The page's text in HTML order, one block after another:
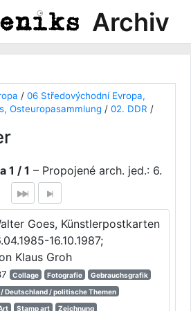
Archiv
/ 06 Středovýchodní Evropa,
Osteuropasammlung / 02. DDR /
1 / 1 – Propojené arch. jed.: 6.
Goes, Künstlerpostkarten
16.10.1987;
Klaus Groh
Collage Fotografie
Gebrauchsgrafik
Deutschland / politische Themen
Stamp art Zeichnung